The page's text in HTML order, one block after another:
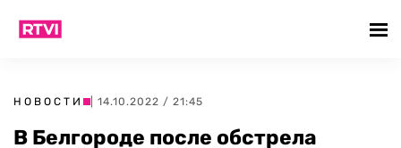
НОВОСТИ | 14.10.2022 / 21:45
В Белгороде после обстрела